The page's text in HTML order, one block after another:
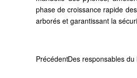
phase de croissance rapide
arborés et garantissant la
Précédent